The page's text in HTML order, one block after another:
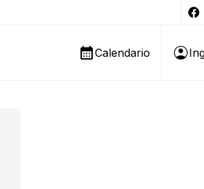
Calendario